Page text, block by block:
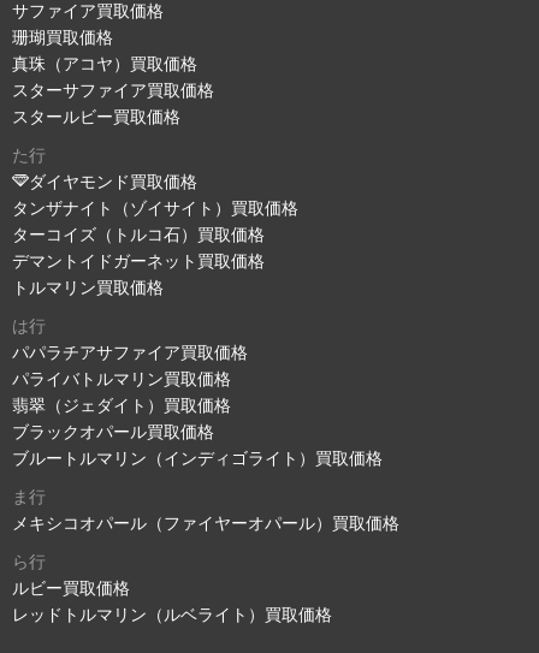
サファイア買取価格
珊瑚買取価格
真珠（アコヤ）買取価格
スターサファイア買取価格
スタールビー買取価格
た行
ダイヤモンド買取価格
タンザナイト（ゾイサイト）買取価格
ターコイズ（トルコ石）買取価格
デマントイドガーネット買取価格
トルマリン買取価格
は行
パパラチアサファイア買取価格
パライバトルマリン買取価格
翡翠（ジェダイト）買取価格
ブラックオパール買取価格
ブルートルマリン（インディゴライト）買取価格
ま行
メキシコオパール（ファイヤーオパール）買取価格
ら行
ルビー買取価格
レッドトルマリン（ルベライト）買取価格